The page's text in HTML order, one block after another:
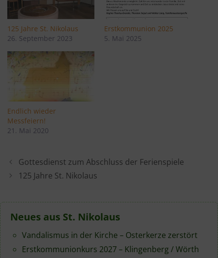
125 Jahre St. Nikolaus
26. September 2023
Erstkommunion 2025
5. Mai 2025
Endlich wieder
Messfeiern!
21. Mai 2020
Gottesdienst zum Abschluss der Ferienspiele
125 Jahre St. Nikolaus
Neues aus St. Nikolaus
Vandalismus in der Kirche – Osterkerze zerstört
Erstkommunionkurs 2027 – Klingenberg / Wörth